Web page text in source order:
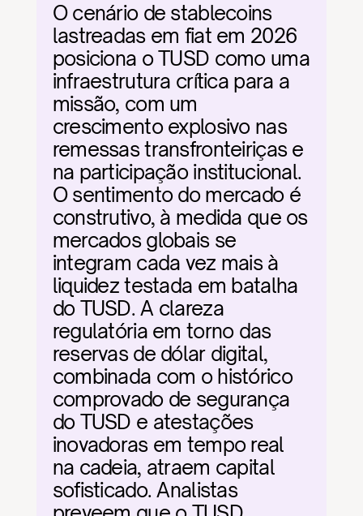
O cenário de stablecoins
lastreadas em fiat em 2026
posiciona o TUSD como uma
infraestrutura crítica para a
missão, com um
crescimento explosivo nas
remessas transfronteiriças e
na participação institucional.
O sentimento do mercado é
construtivo, à medida que os
mercados globais se
integram cada vez mais à
liquidez testada em batalha
do TUSD. A clareza
regulatória em torno das
reservas de dólar digital,
combinada com o histórico
comprovado de segurança
do TUSD e atestações
inovadoras em tempo real
na cadeia, atraem capital
sofisticado. Analistas